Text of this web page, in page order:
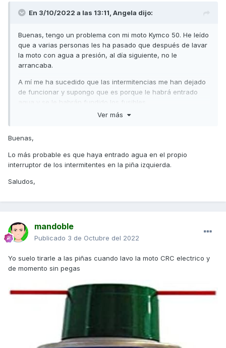
En 3/10/2022 a las 13:11, Angela dijo:
Buenas, tengo un problema con mi moto Kymco 50. He leído
que a varias personas les ha pasado que después de lavar
la moto con agua a presión, al día siguiente, no le
arrancaba.
A mí me ha sucedido que las intermitencias me han dejado
de funcionar y supongo que es porque le habrá entrado
agua y se le habrán fundido los fusibles.
Le he revisado los fusibles que están en el compartimento
se encuentran exactamente los fusibles de las
¡Un abrazo y gracias desde ya!😘
Ver más
Buenas,
Lo más probable es que haya entrado agua en el propio
interruptor de los intermitentes en la piña izquierda.
Saludos,
mandoble
Publicado 3 de Octubre del 2022
Yo suelo tirarle a las piñas cuando lavo la moto CRC electrico y
de momento sin pegas